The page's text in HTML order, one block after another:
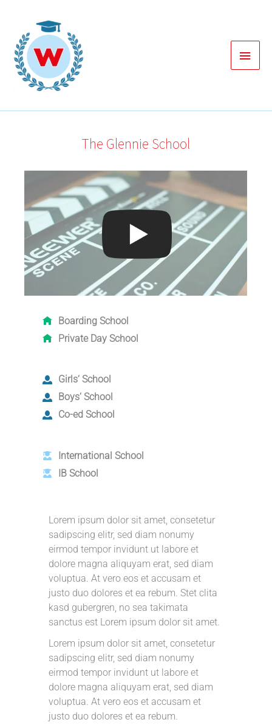
springen
The Glennie School
Boarding School
Private Day School
Girls‘ School
Boys‘ School
Co-ed School
International School
IB School
Lorem ipsum dolor sit amet, consetetur
sadipscing elitr, sed diam nonumy
eirmod tempor invidunt ut labore et
dolore magna aliquyam erat, sed diam
voluptua. At vero eos et accusam et
justo duo dolores et ea rebum. Stet clita
kasd gubergren, no sea takimata
sanctus est Lorem ipsum dolor sit amet.
Lorem ipsum dolor sit amet, consetetur
sadipscing elitr, sed diam nonumy
eirmod tempor invidunt ut labore et
dolore magna aliquyam erat, sed diam
voluptua. At vero eos et accusam et
justo duo dolores et ea rebum.